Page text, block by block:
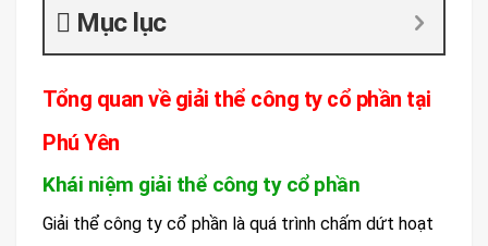
Mục lục
Tổng quan về giải thể công ty cổ phần tại
Phú Yên
Khái niệm giải thể công ty cổ phần
Giải thể công ty cổ phần là quá trình chấm dứt hoạt